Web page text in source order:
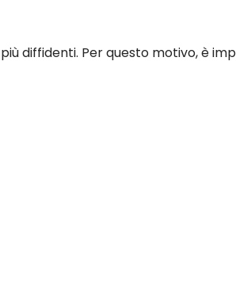
diffidenti. Per questo motivo, è